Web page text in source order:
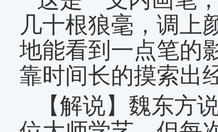
几十根狼毫，调上
地能看到一点笔的
靠时间长的摸索出
【解说】魏东方